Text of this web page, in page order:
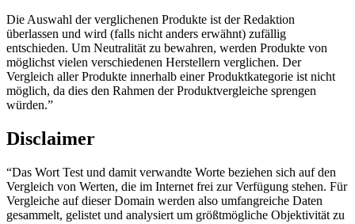
Die Auswahl der verglichenen Produkte ist der Redaktion
überlassen und wird (falls nicht anders erwähnt) zufällig
entschieden. Um Neutralität zu bewahren, werden Produkte von
möglichst vielen verschiedenen Herstellern verglichen. Der
Vergleich aller Produkte innerhalb einer Produktkategorie ist nicht
möglich, da dies den Rahmen der Produktvergleiche sprengen
würden.”
Disclaimer
“Das Wort Test und damit verwandte Worte beziehen sich auf den
Vergleich von Werten, die im Internet frei zur Verfügung stehen. Für
Vergleiche auf dieser Domain werden also umfangreiche Daten
gesammelt, gelistet und analysiert um größtmögliche Objektivität zu